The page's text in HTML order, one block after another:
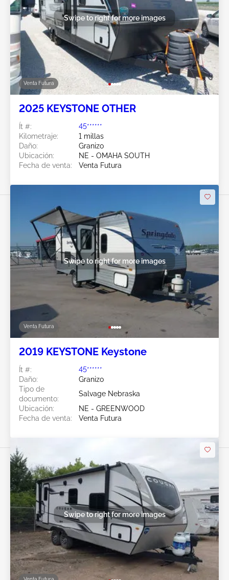
Venta Futura
Swipe to right for more images
2025 KEYSTONE OTHER
Ít #:
45******
Kilometraje:
1 millas
Daño:
Granizo
Ubicación:
NE - OMAHA SOUTH
Fecha de venta:
Venta Futura
Venta Futura
Swipe to right for more images
2019 KEYSTONE Keystone
Ít #:
45******
Daño:
Granizo
Tipo de
documento:
Salvage Nebraska
Ubicación:
NE - GREENWOOD
Fecha de venta:
Venta Futura
Swipe to right for more images